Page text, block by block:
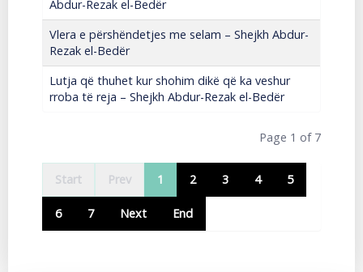
Abdur-Rezak el-Bedër
Vlera e përshëndetjes me selam – Shejkh Abdur-
Rezak el-Bedër
Lutja që thuhet kur shohim dikë që ka veshur
rroba të reja – Shejkh Abdur-Rezak el-Bedër
Page 1 of 7
Start Prev 1 2 3 4 5
6 7 Next End